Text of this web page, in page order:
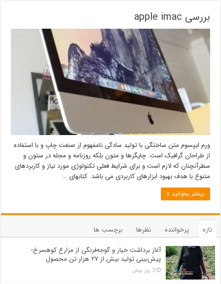
بررسی apple imac
ورم ایپسوم متن ساختگی با تولید سادگی نامفهوم از صنعت چاپ و با استفاده
از طراحان گرافیک است. چاپگرها و متون بلکه روزنامه و مجله در ستون و
سطرآنچنان که لازم است و برای شرایط فعلی تکنولوژی مورد نیاز و کاربردهای
متنوع با هدف بهبود ابزارهای کاربردی می باشد. کتابهای …
بیشتر بخوانید »
تازه پرخواننده نظرها
برچسب ها
آغاز برداشت خیار و گوجه‌فرنگی از مزارع کوهسرخ؛
پیش‌بینی تولید بیش از ۲۷ هزار تن محصول
3 روز پیش